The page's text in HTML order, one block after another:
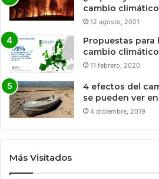
cambio
12 agosto, 2021
Propuestas para
cambio climático
11 febrero, 2020
4 efectos del
se pueden ver
4 diciembre, 2019
Más Visitados